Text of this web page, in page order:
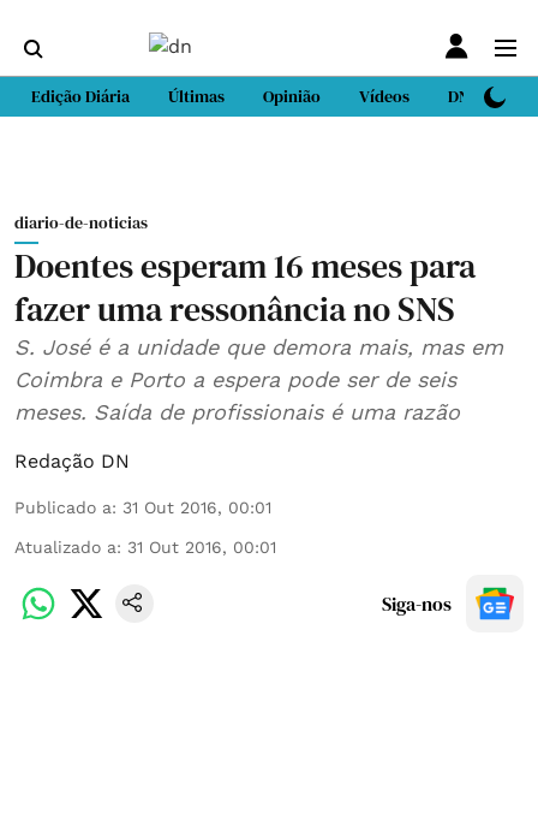
Edição Diária Últimas Opinião Vídeos DN Sport
diario-de-noticias
Doentes esperam 16 meses para
fazer uma ressonância no SNS
S. José é a unidade que demora mais, mas em
Coimbra e Porto a espera pode ser de seis
meses. Saída de profissionais é uma razão
Redação DN
Publicado a: 31 Out 2016, 00:01
Atualizado a: 31 Out 2016, 00:01
Siga-nos